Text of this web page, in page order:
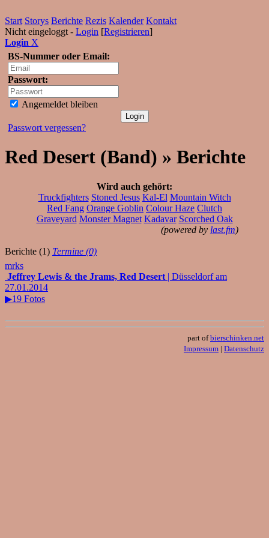
Start Storys Berichte Rezis Kalender Kontakt
Nicht eingeloggt - Login [Registrieren]
Login X
BS-Nummer oder Email:
Passwort:
Angemeldet bleiben
Passwort vergessen?
Red Desert (Band) » Berichte
Wird auch gehört:
Truckfighters Stoned Jesus Kal-El Mountain Witch
Red Fang Orange Goblin Colour Haze Clutch
Graveyard Monster Magnet Kadavar Scorched Oak
(powered by last.fm)
Berichte (1) Termine (0)
mrks
Jeffrey Lewis & the Jrams, Red Desert | Düsseldorf am
27.01.2014
▶19 Fotos
part ofbierschinken.net
Impressum | Datenschutz